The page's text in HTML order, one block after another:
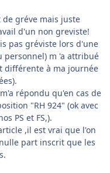
gréve mais juste
d'un non greviste!
pas gréviste lors d'une
personnel) m 'a attribué
différente à ma journée
répondu qu'en cas de
"RH 924" (ok avec
PS et FS,).
,il est vrai que l'on
part inscrit que les